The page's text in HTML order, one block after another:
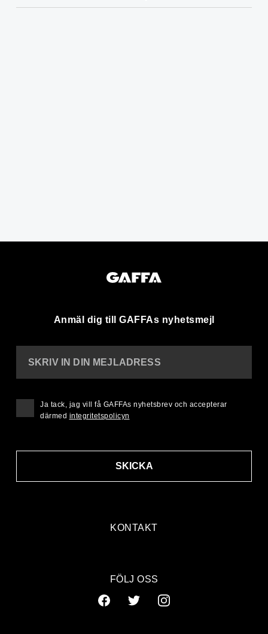
Anmäl dig till GAFFAs nyhetsmejl
KONTAKT
SKRIV IN DIN MEJLADRESS
SKICKA
Ja tack, jag vill få GAFFAs nyhetsbrev och accepterar
därmed integritetspolicyn
FÖLJ OSS